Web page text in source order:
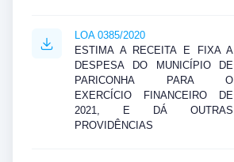
LOA 0385/2020
ESTIMA A RECEITA E FIXA A
DESPESA DO MUNICÍPIO DE
PARICONHA PARA O
EXERCÍCIO FINANCEIRO DE
2021, E DÁ OUTRAS
PROVIDÊNCIAS